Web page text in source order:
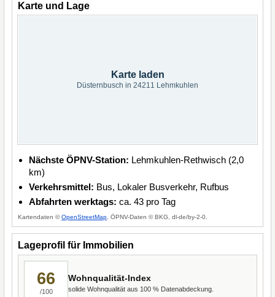
Karte und Lage
Karte laden
Düsternbusch in 24211 Lehmkuhlen
Nächste ÖPNV-Station: Lehmkuhlen-Rethwisch (2,0
km)
Verkehrsmittel: Bus, Lokaler Busverkehr, Rufbus
Abfahrten werktags: ca. 43 pro Tag
Kartendaten ©OpenStreetMap , ÖPNV-Daten © BKG, dl-de/by-2-0.
Lageprofil für Immobilien
66
/100
Wohnqualität-Index
solide Wohnqualität aus 100 % Datenabdeckung.